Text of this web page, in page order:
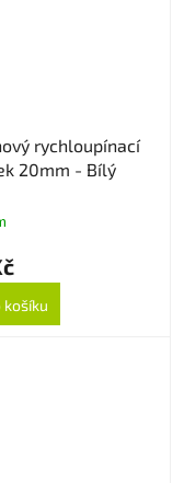
rychloupínací
20mm - Bílý
košíku